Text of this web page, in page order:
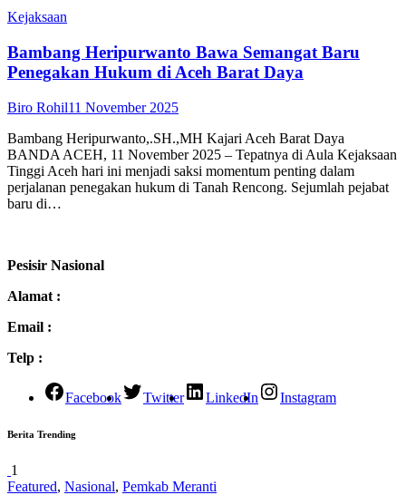
Kejaksaan
Bambang Heripurwanto Bawa Semangat Baru
Penegakan Hukum di Aceh Barat Daya
Biro Rohil11 November 2025
Bambang Heripurwanto,.SH.,MH Kajari Aceh Barat Daya
BANDA ACEH, 11 November 2025 – Tepatnya di Aula Kejaksaan
Tinggi Aceh hari ini menjadi saksi momentum penting dalam
perjalanan penegakan hukum di Tanah Rencong. Sejumlah pejabat
baru di…
Pesisir Nasional
Alamat :
Email :
Telp :
Facebook Twitter LinkedIn Instagram
Berita Trending
1
Featured, Nasional, Pemkab Meranti